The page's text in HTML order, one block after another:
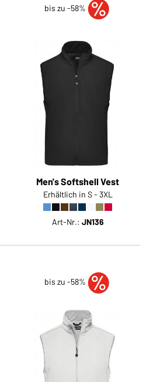
bis zu -58%
Men's Softshell Vest
Erhältlich in S - 3XL
Art-Nr.: JN136
bis zu -58%